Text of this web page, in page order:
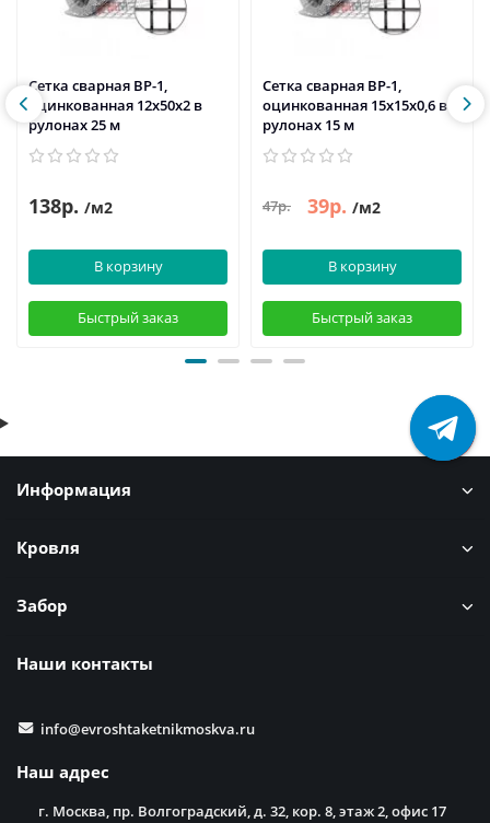
Сетка сварная ВР-1,
оцинкованная 12х50х2 в
рулонах 25 м
138р. /м2
В корзину
Быстрый заказ
Сетка сварная ВР-1,
оцинкованная 15x15х0,6 в
рулонах 15 м
47р. 39р. /м2
В корзину
Быстрый заказ
Информация
Кровля
Забор
Наши контакты
info@evroshtaketnikmoskva.ru
Наш адрес
г. Москва, пр. Волгоградский, д. 32, кор. 8, этаж 2, офис 17